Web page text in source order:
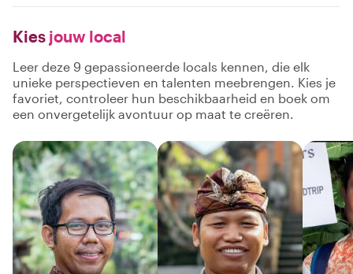
Kies jouw local
Leer deze 9 gepassioneerde locals kennen, die elk
unieke perspectieven en talenten meebrengen. Kies je
favoriet, controleer hun beschikbaarheid en boek om
een onvergetelijk avontuur op maat te creëren.